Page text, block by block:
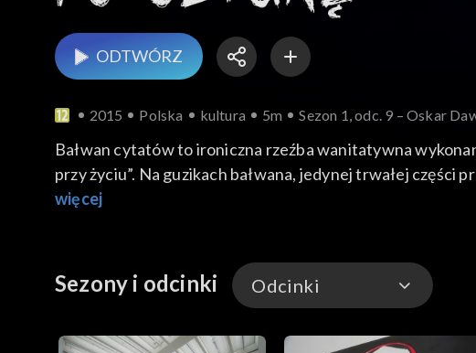
ODTWÓRZ
2015 Polska kultura 5m Sezon 1, odc. 9 – Oskar
Bałwan cytatów to ironiczna rzeźba wanitatywna
przy życiu”. Na guzikach bałwana, jedynej trwałej części
księgi X Rozmyślań mógłby być mottem dla ironiczno-
więcej
Sezony i odcinki Odcinki
Odcinki